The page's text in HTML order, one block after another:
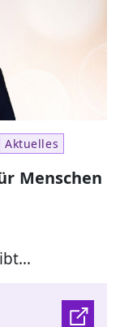
Aktuelles
Menschen